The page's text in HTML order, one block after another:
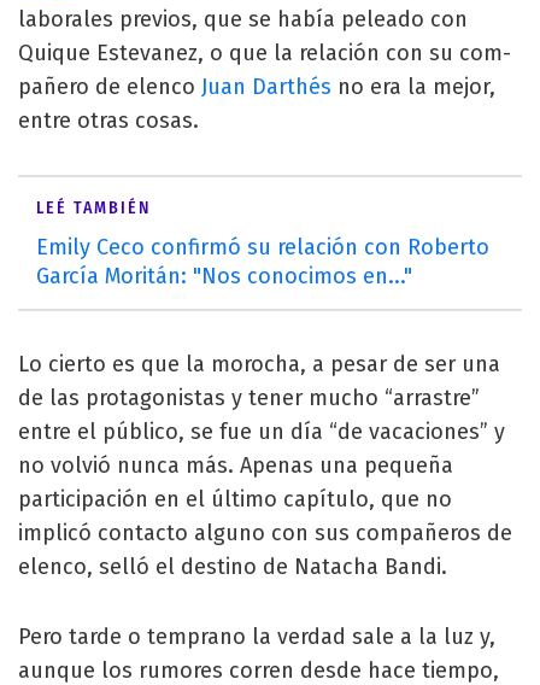
laborales previos, que se había peleado con
Quique Estevanez, o que la relación con su com­
pañero de elenco Juan Darthés no era la mejor,
entre otras cosas.
LEÉ TAMBIÉN
Emily Ceco confirmó su relación con Roberto
García Moritán: "Nos conocimos en..."
Lo cierto es que la morocha, a pesar de ser una
de las protagonistas y te­ner mucho “arrastre”
entre el público, se fue un día “de vacaciones” y
no volvió nun­ca más. Apenas una pequeña
participación en el último ca­pítulo, que no
implicó con­tacto alguno con sus compa­ñeros de
elenco, selló el destino de Natacha Bandi.
Pero tarde o temprano la verdad sale a la luz y,
aunque los rumores corren desde ha­ce tiempo,